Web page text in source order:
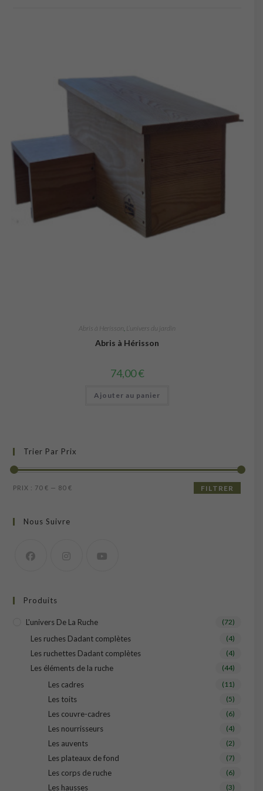
Abris à Herisson L’univers du jardin
Abris à Hérisson
74,00€
Ajouter au panier
Trier Par Prix
Prix
Prix
FILTRER
PRIX : 70 € — 80 €
Nous Suivre
Produits
L'univers De La Ruche (72)
Les ruches Dadant complètes (4)
Les ruchettes Dadant complètes (4)
Les éléments de la ruche (44)
Les cadres (11)
Les toits (5)
Les couvre-cadres (6)
Les nourrisseurs (4)
Les auvents (2)
Les plateaux de fond (7)
Les corps de ruche (6)
Les hausses (3)